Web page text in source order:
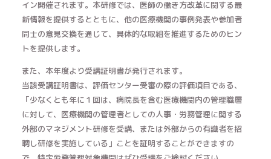
イン開催されます。本研修では、医師の働き方改革に関する最
新情報を提供するとともに、他の医療機関の事例発表や参加者
同士の意見交換を通じて、具体的な取組を推進するためのヒン
トを提供します。
また、本年度より受講証明書が発行されます。
当該受講証明書は、評価センター受審の際の評価項目である、
「少なくとも年に１回は、病院長を含む医療機関内の管理職層
に対して、医療機関の管理者としての人事・労務管理に関する
外部のマネジメント研修を受講、または外部からの有識者を招
聘し研修を実施している」ことを証明することができますの